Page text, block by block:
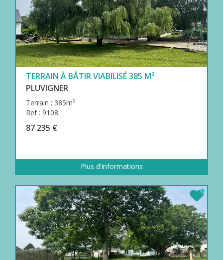
TERRAIN À BÂTIR VIABILISÉ 385 M²
PLUVIGNER
Terrain : 385m²
Ref : 9108
87 235 €
Plus d'informations